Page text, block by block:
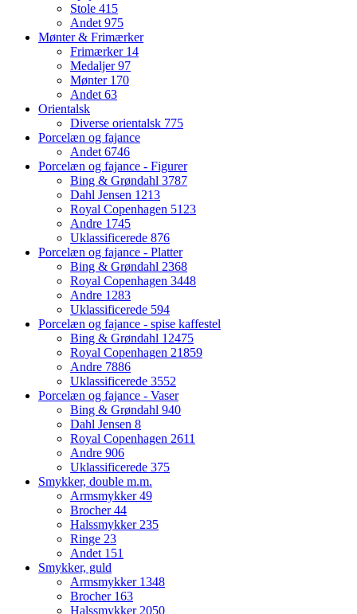
Stole 415
Andet975
Mønter & Frimærker
Frimærker 14
Medaljer97
Mønter 170
Andet63
Orientalsk
Diverse orientalsk 775
Porcelæn og fajance
Andet6746
Porcelæn og fajance - Figurer
Bing & Grøndahl 3787
Dahl Jensen 1213
Royal Copenhagen 5123
Andre 1745
Uklassificerede 876
Porcelæn og fajance - Platter
Bing & Grøndahl 2368
Royal Copenhagen 3448
Andre 1283
Uklassificerede 594
Porcelæn og fajance - spise kaffestel
Bing & Grøndahl 12475
Royal Copenhagen 21859
Andre 7886
Uklassificerede 3552
Porcelæn og fajance - Vaser
Bing & Grøndahl 940
Dahl Jensen 8
Royal Copenhagen 2611
Andre 906
Uklassificerede 375
Smykker, double m.m.
Armsmykker49
Brocher44
Halssmykker235
Ringe 23
Andet 151
Smykker, guld
Armsmykker 1348
Brocher 163
Halssmykker 2050